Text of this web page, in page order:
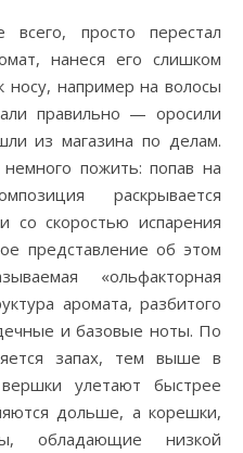
просто перестал
нанеся его слишком
например на волосы
правильно — оросили
из магазина по делам.
пожить: попав на
раскрывается
со скоростью испарения
представление об этом
«ольфакторная
аромата, разбитого
и базовые ноты. По
запах, тем выше в
улетают быстрее
дольше, а корешки,
обладающие низкой